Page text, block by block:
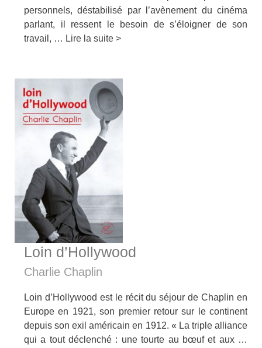
personnels, déstabilisé par l’avènement du cinéma
parlant, il ressent le besoin de s’éloigner de son
travail, … Lire la suite >
Loin d’Hollywood
Charlie Chaplin
Loin d’Hollywood est le récit du séjour de Chaplin en
Europe en 1921, son premier retour sur le continent
depuis son exil américain en 1912. « La triple alliance
qui a tout déclenché : une tourte au bœuf et aux …